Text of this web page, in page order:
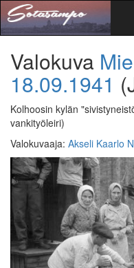
Valokuva
18.09.1941
Kolhoosin kylän
vankityöleiri)
Valokuvaaja: Akseli Kaarlo